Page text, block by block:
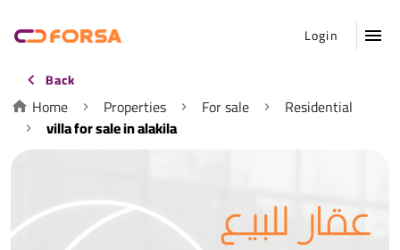
Login
Back
Home Properties For sale
Residential
villa for sale in alakila